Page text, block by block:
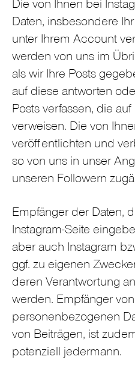
Die von Ihnen bei
Daten, insbesondere
unter Ihrem Account
werden von uns im
als wir Ihre Posts
auf diese antworten
Posts verfassen, die
verweisen. Die von
veröffentlichten und
so von uns in unser
unseren Followern
Empfänger der Daten,
Instagram-Seite
aber auch Instagram
ggf. zu eigenen
deren Verantwortung
werden. Empfänger
personenbezogenen
von Beiträgen, ist
potenziell jedermann.